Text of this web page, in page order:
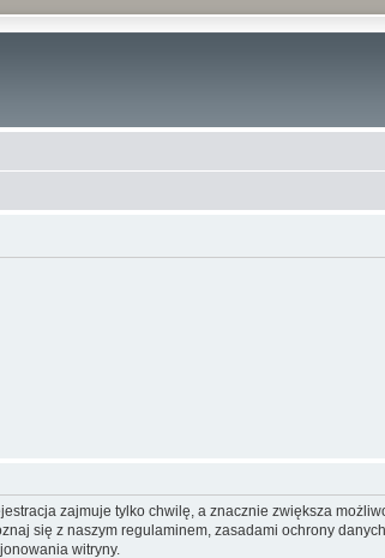
zajmuje tylko chwilę, a znacznie zwiększa
się z naszym regulaminem, zasadami ochrony
witryny.